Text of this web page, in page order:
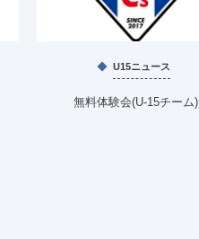
U15ニュース
無料体験会(U-15チーム)